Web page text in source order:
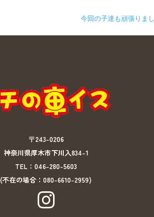
今回の子達も頑張りま
〒243-0206
神奈川県厚木市下川入834-1
TEL： 046-280-5603
(不在の場合：080-6610-2959)
